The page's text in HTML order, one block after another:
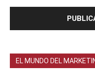
EL MUNDO DEL